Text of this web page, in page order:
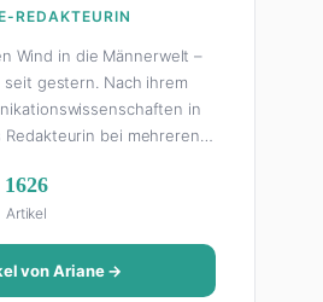
REDAKTEURIN
Wind in die Männerwelt –
gestern. Nach ihrem
in
Redakteurin bei mehreren
Als Lifestyle-Redakteurin
was das Leben schöner
und Reise-Tipps über
Beziehungsratgebern, die
Ihre Geheimwaffe: Sie
1626
Artikel
von Ariane →